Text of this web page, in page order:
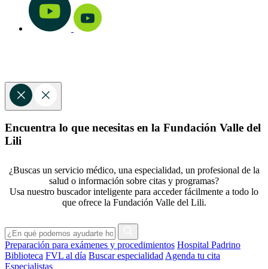
Encuentra lo que necesitas en la Fundación Valle del
Lili
¿Buscas un servicio médico, una especialidad, un profesional de la
salud o información sobre citas y programas?
Usa nuestro buscador inteligente para acceder fácilmente a todo lo
que ofrece la Fundación Valle del Lili.
Preparación para exámenes y procedimientos Hospital Padrino
Biblioteca FVL al día Buscar especialidad Agenda tu cita
Especialistas